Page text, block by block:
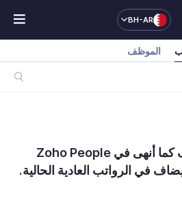
BH-AR
الموظف
لقد غيرت حالة الموظف كما أنهى في Zoho People
في الرواتب العادية الحالية.